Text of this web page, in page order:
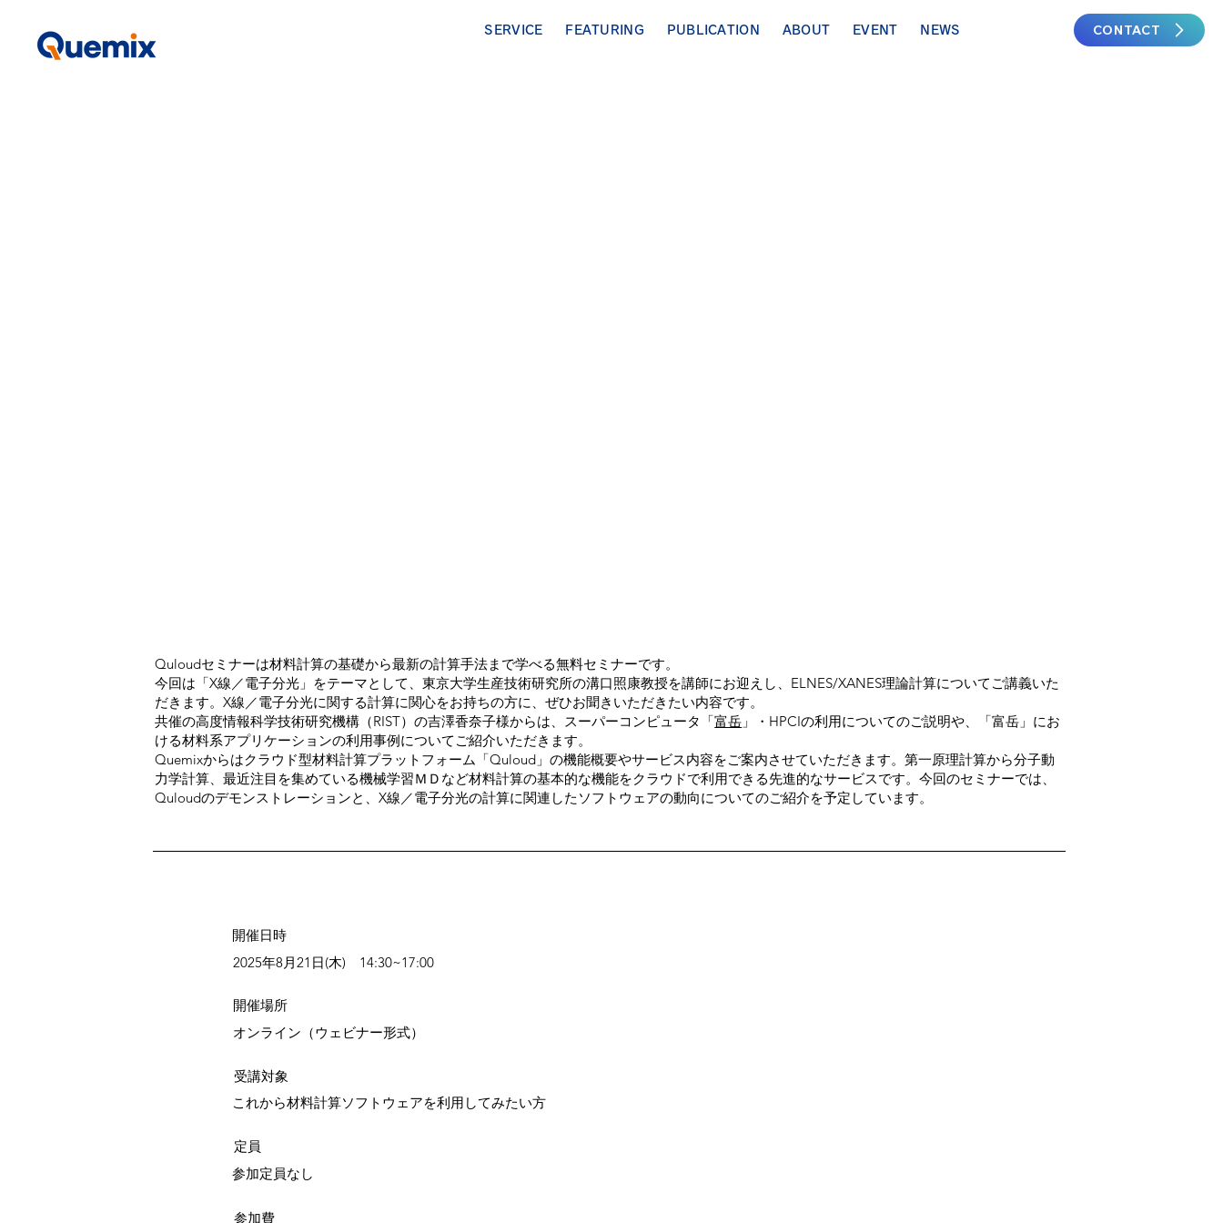
CONTACT
SERVICE FEATURING PUBLICATION ABOUT EVENT NEWS
Quloudセミナーは材料計算の基礎から最新の計算手法まで学べる無料セミナーです。
今回は「X線／電子分光」をテーマとして、東京大学生産技術研究所の溝口照康教授を講師にお迎えし、ELNES/XANES理論計算についてご講義いた
だきます。X線／電子分光に関する計算に関心をお持ちの方に、ぜひお聞きいただきたい内容です。
共催の高度情報科学技術研究機構（RIST）の吉澤香奈子様からは、スーパーコンピュータ「富岳 」・HPCIの利用についてのご説明や、「富岳」にお
ける材料系アプリケーションの利用事例についてご紹介いただきます。
Quemixからはクラウド型材料計算プラットフォーム「Quloud」の機能概要やサービス内容をご案内させていただきます。第一原理計算から分子動
力学計算、最近注目を集めている機械学習ＭＤなど材料計算の基本的な機能をクラウドで利用できる先進的なサービスです。今回のセミナーでは、
Quloudのデモンストレーションと、X線／電子分光の計算に関連したソフトウェアの動向についてのご紹介を予定しています。
​開催日時
2025年8月21日(木) 14:30~17:00
​開催場所
オンライン（ウェビナー形式）
​受講対象
これから材料計算ソフトウェアを利用してみたい方
定員
参加定員なし
参加費